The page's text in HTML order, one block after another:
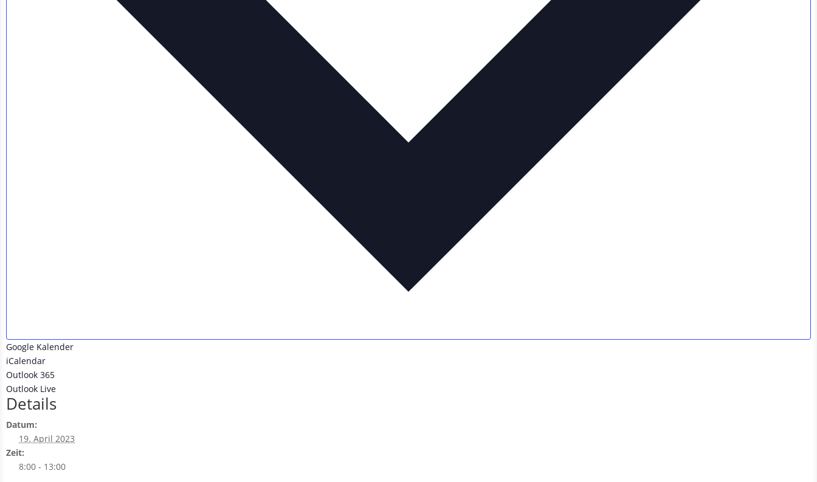
Google Kalender
iCalendar
Outlook 365
Outlook Live
Details
Datum:
19. April 2023
Zeit:
8:00 - 13:00